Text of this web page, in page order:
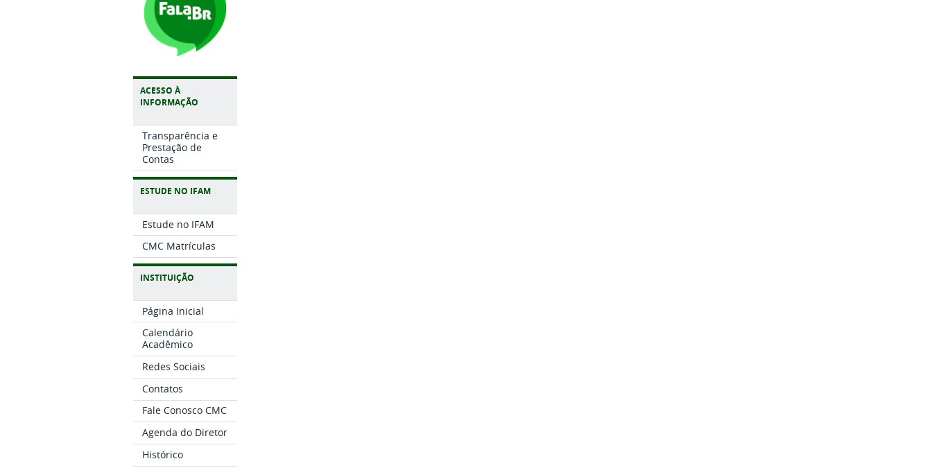
ACESSO À
INFORMAÇÃO
Transparência e
Prestação de
Contas
ESTUDE NO IFAM
Estude no IFAM
CMC Matrículas
INSTITUIÇÃO
Página Inicial
Calendário
Acadêmico
Redes Sociais
Contatos
Fale Conosco CMC
Agenda do Diretor
Histórico